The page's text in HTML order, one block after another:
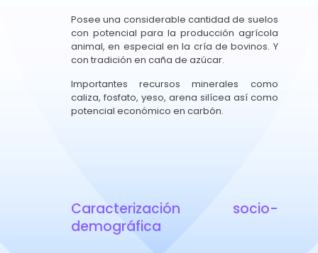
Posee una considerable cantidad de suelos
con potencial para la producción agrícola
animal, en especial en la cría de bovinos. Y
con tradición en caña de azúcar.
Importantes recursos minerales como
caliza, fosfato, yeso, arena silícea así como
potencial económico en carbón.
Caracterización socio-
demográfica